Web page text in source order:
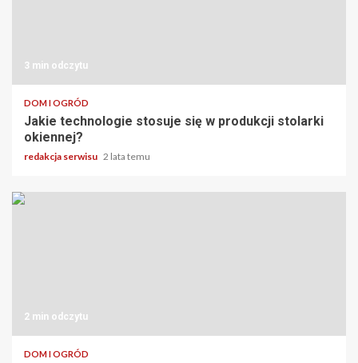
3 min odczytu
DOM I OGRÓD
Jakie technologie stosuje się w produkcji stolarki
okiennej?
redakcja serwisu 2 lata temu
2 min odczytu
DOM I OGRÓD